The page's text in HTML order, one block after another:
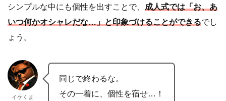
シンプルな中にも個性を出すことで、 成人式では「お、あ
いつ何かオシャレだな…」と印象づけることができるでし
ょう。
イケくま
同じで終わるな。
その一着に、個性を宿せ…！